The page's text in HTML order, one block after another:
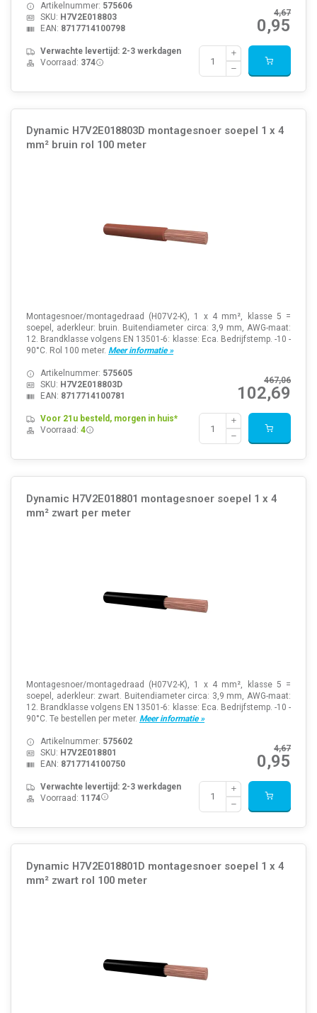
4,67
0,95
Artikelnummer: 575606
SKU: H7V2E018803
EAN: 8717714100798
Verwachte levertijd: 2-3 werkdagen
Voorraad: 374
Dynamic H7V2E018803D montagesnoer soepel 1 x 4
mm² bruin rol 100 meter
Montagesnoer/montagedraad (H07V2-K), 1 x 4 mm², klasse 5 =
soepel, aderkleur: bruin. Buitendiameter circa: 3,9 mm, AWG-maat:
12. Brandklasse volgens EN 13501-6: klasse: Eca. Bedrijfstemp. -10 -
90°C. Rol 100 meter. Meer informatie »
467,06
102,69
Artikelnummer: 575605
SKU: H7V2E018803D
EAN: 8717714100781
Voor 21u besteld, morgen in huis*
Voorraad: 4
Dynamic H7V2E018801 montagesnoer soepel 1 x 4
mm² zwart per meter
Montagesnoer/montagedraad (H07V2-K), 1 x 4 mm², klasse 5 =
soepel, aderkleur: zwart. Buitendiameter circa: 3,9 mm, AWG-maat:
12. Brandklasse volgens EN 13501-6: klasse: Eca. Bedrijfstemp. -10 -
90°C. Te bestellen per meter. Meer informatie »
4,67
0,95
Artikelnummer: 575602
SKU: H7V2E018801
EAN: 8717714100750
Verwachte levertijd: 2-3 werkdagen
Voorraad: 1174
Dynamic H7V2E018801D montagesnoer soepel 1 x 4
mm² zwart rol 100 meter